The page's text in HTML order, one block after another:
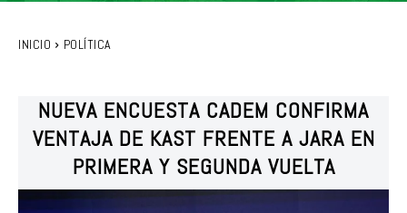
INICIO POLÍTICA
NUEVA ENCUESTA CADEM CONFIRMA
VENTAJA DE KAST FRENTE A JARA EN
PRIMERA Y SEGUNDA VUELTA